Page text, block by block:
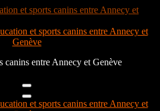
canins entre Annecy et Genève